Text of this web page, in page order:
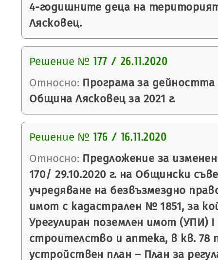
4-годишните деца на
Лясковец.
Решение № 177 / 26.11.2020
Относно: Програма за
Община Лясковец за 2021 г.
Решение № 176 / 16.11.2020
Относно: Предложение за
170/ 29.10.2020 г. на Общински
учредяване на безвъзмездно
имот с кадастрален № 1851, за
Урегулиран поземлен имот (УПИ)
строителство и аптека, в кв. 78
устройствен план – План за